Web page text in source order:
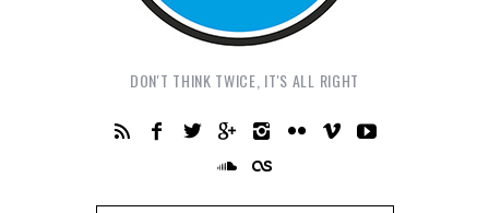
DON'T THINK TWICE, IT'S ALL RIGHT